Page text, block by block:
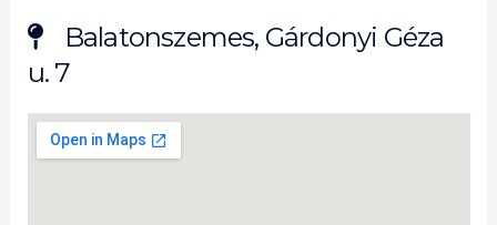
Balatonszemes, Gárdonyi Géza
u. 7